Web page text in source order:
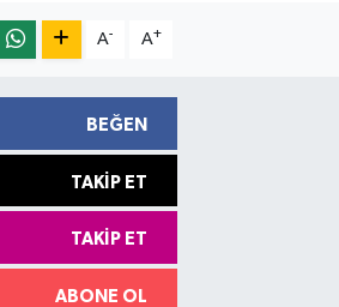
A- A+
BEĞEN
TAKIP ET
TAKIP ET
ABONE OL